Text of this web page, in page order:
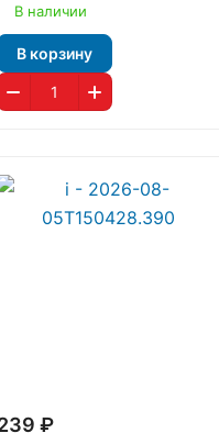
В наличии
В корзину
₽